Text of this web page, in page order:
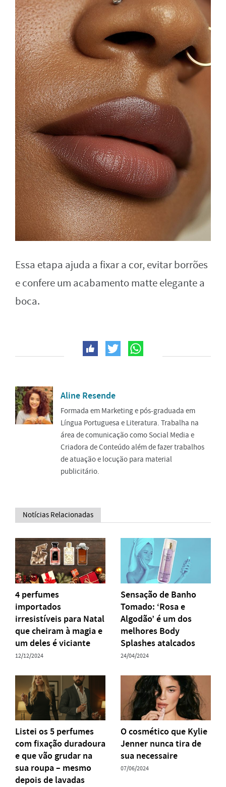
Essa etapa ajuda a fixar a cor, evitar borrões
e confere um acabamento matte elegante a
boca.
Aline Resende
Formada em Marketing e pós-graduada em
Língua Portuguesa e Literatura. Trabalha na
área de comunicação como Social Media e
Criadora de Conteúdo além de fazer trabalhos
de atuação e locução para material
publicitário.
Notícias Relacionadas
4 perfumes
importados
irresistíveis para Natal
que cheiram à magia e
um deles é viciante
12/12/2024
Sensação de Banho
Tomado: ‘Rosa e
Algodão’ é um dos
melhores Body
Splashes atalcados
24/04/2024
Listei os 5 perfumes
com fixação duradoura
e que vão grudar na
sua roupa – mesmo
depois de lavadas
O cosmético que Kylie
Jenner nunca tira de
sua necessaire
07/06/2024